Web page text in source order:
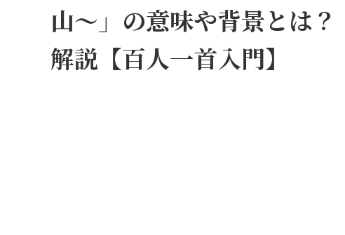
山〜」の意味や背景とは
解説【百人一首入門】